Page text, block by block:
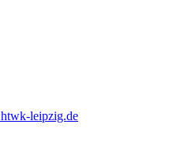
leipzig.de